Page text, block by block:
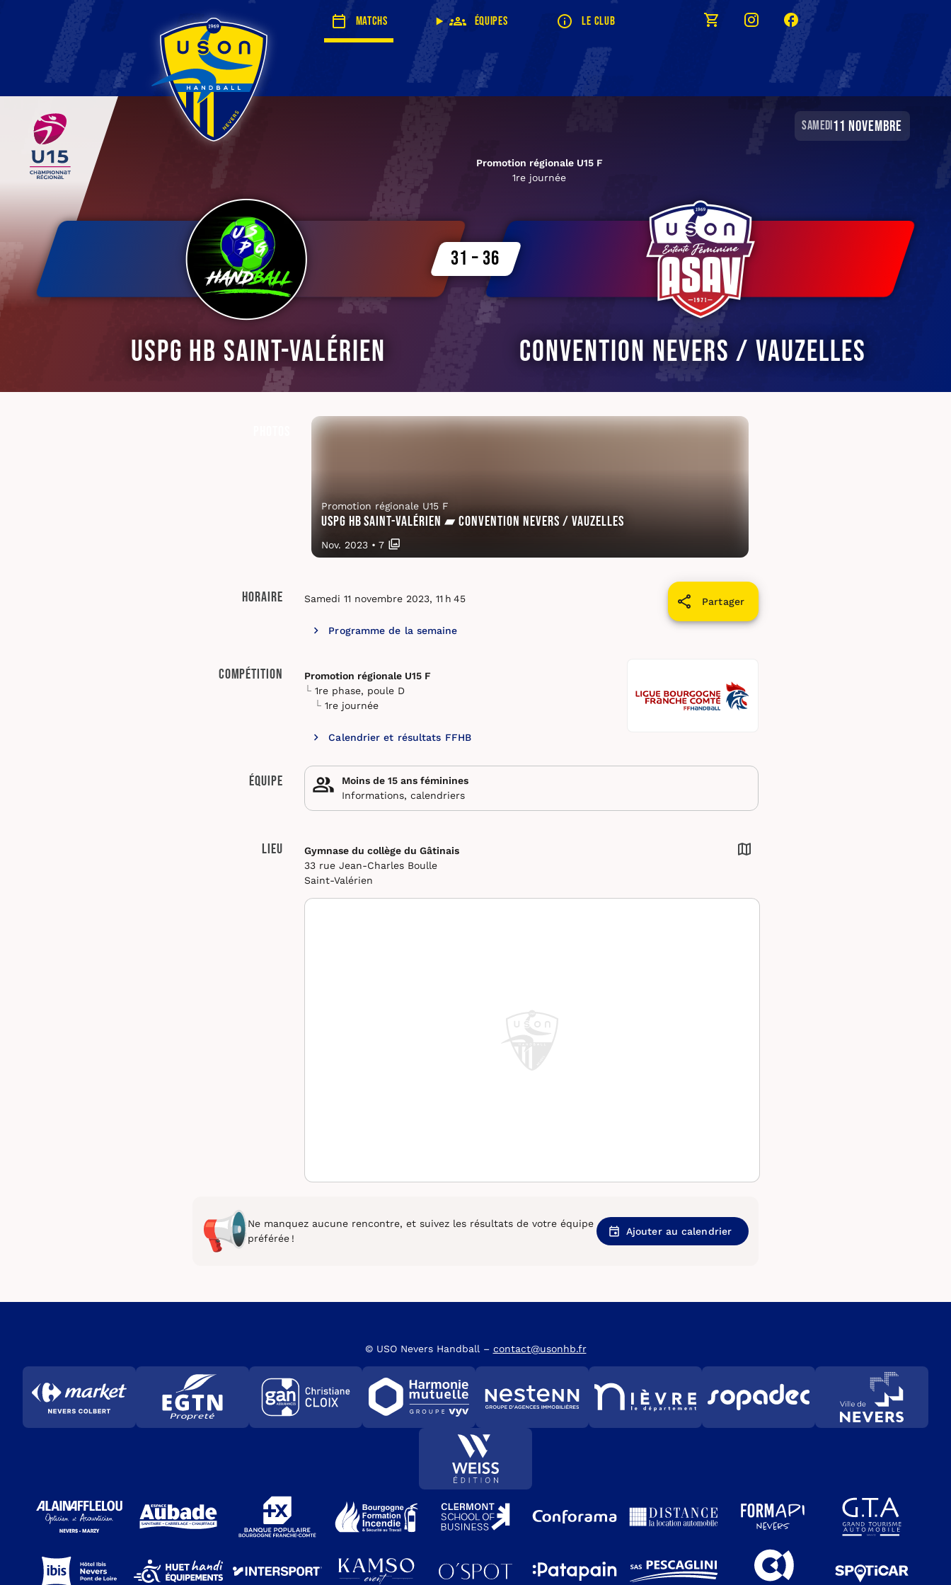
Matchs Équipes Le club
samedi 11 novembre
Promotion régionale U15 F
1re journée
USPG HB Saint-Valérien Convention Nevers / Vauzelles
31 – 36
Promotion régionale U15 F
USPG HB Saint-Valérien ▰ Convention Nevers / Vauzelles
Nov. 2023• 7
Horaire Partager
Samedi 11 novembre 2023, 11 h 45
Programme de la semaine
Compétition
Promotion régionale U15 F
1re phase, poule D
1re journée
Calendrier et résultats FFHB
Équipe
Moins de 15 ans féminines
Informations, calendriers
Lieu
Gymnase du collège du Gâtinais
33 rue Jean-Charles Boulle
Saint-Valérien
Ne manquez aucune rencontre, et suivez les résultats de votre équipe
préférée !
Ajouter au calendrier
© USO Nevers Handball – contact@usonhb.fr